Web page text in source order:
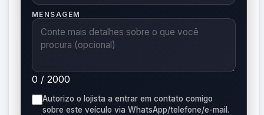
MENSAGEM
0 / 2000
Autorizo o lojista a entrar em contato comigo
sobre este veículo via WhatsApp/telefone/e-mail.